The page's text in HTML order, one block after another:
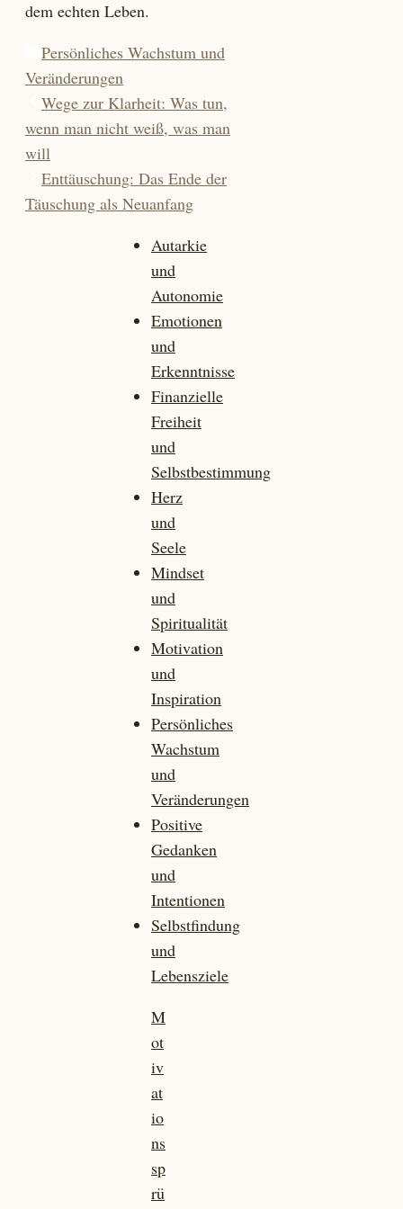
dem echten Leben.
Kategorien
Persönliches Wachstum und
Veränderungen
Wege zur Klarheit: Was tun,
wenn man nicht weiß, was man
will
Enttäuschung: Das Ende der
Täuschung als Neuanfang
Autarkie
und
Autonomie
Emotionen
und
Erkenntnisse
Finanzielle
Freiheit
und
Selbstbestimmung
Herz
und
Seele
Mindset
und
Spiritualität
Motivation
und
Inspiration
Persönliches
Wachstum
und
Veränderungen
Positive
Gedanken
und
Intentionen
Selbstfindung
und
Lebensziele
M
ot
iv
at
io
ns
sp
rü